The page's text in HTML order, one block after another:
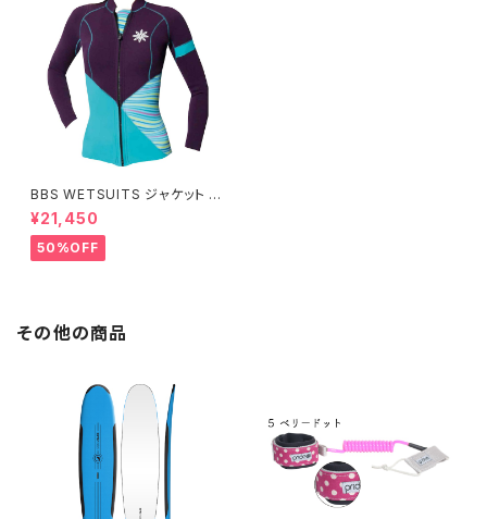
BBS WETSUITS ジャケット 2
mm【アウトレット】
¥21,450
50%OFF
その他の商品